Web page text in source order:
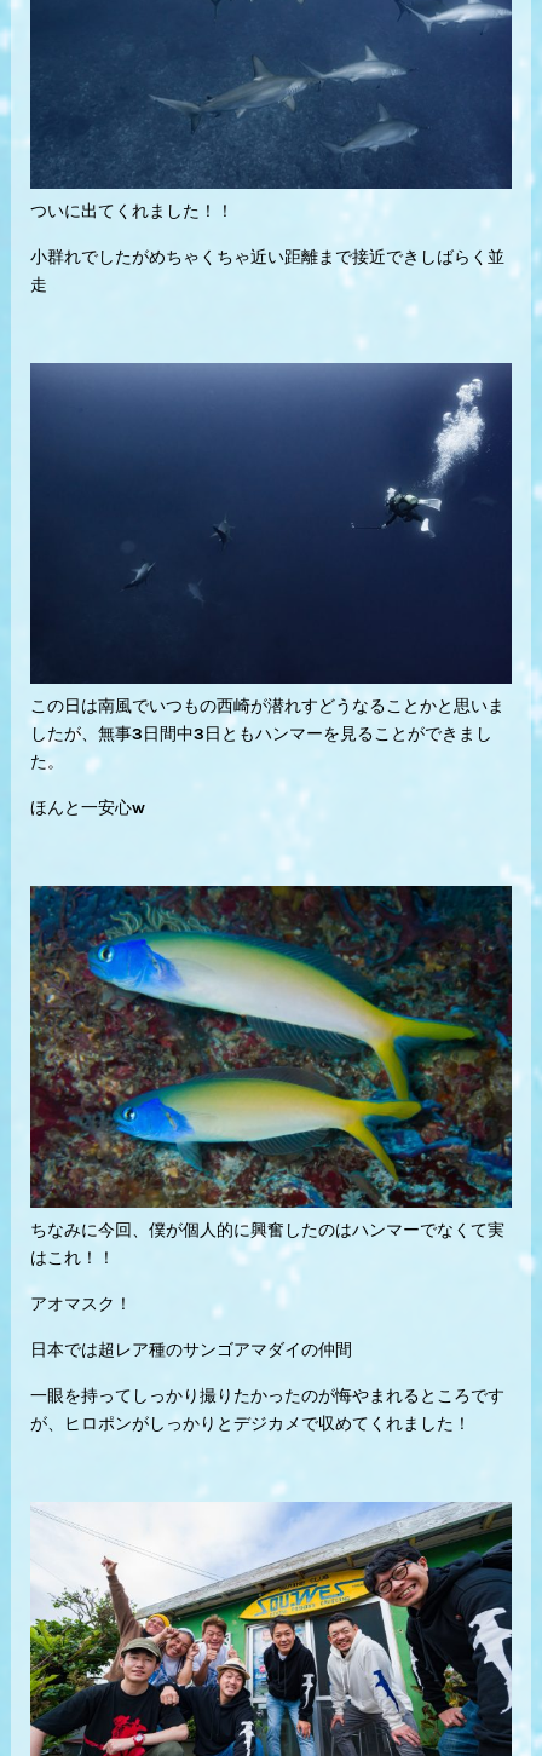
ついに出てくれました！！
小群れでしたがめちゃくちゃ近い距離まで接近できしばらく並
走
この日は南風でいつもの西崎が潜れすどうなることかと思いま
したが、無事3日間中3日ともハンマーを見ることができまし
た。
ほんと一安心w
ちなみに今回、僕が個人的に興奮したのはハンマーでなくて実
はこれ！！
アオマスク！
日本では超レア種のサンゴアマダイの仲間
一眼を持ってしっかり撮りたかったのが悔やまれるところです
が、ヒロポンがしっかりとデジカメで収めてくれました！